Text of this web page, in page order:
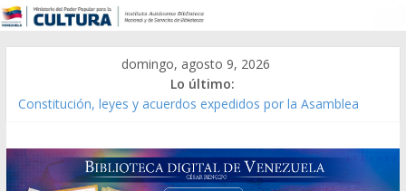
domingo, agosto 9, 2026
Lo último:
Constitución, leyes y acuerdos expedidos por la Asamblea
Modesta Bor Sánchez [material gráfico]
Gaceta Oficial de la República de Venezuela año CXXXIII Mes V,